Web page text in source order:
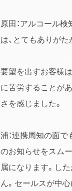
原田：アルコール
は、とてもありがた
要望を出すお客様
に苦労することが
さを感じました。
浦：連携周知の面
のお知らせをスム
属になります。し
ん。セールスが中